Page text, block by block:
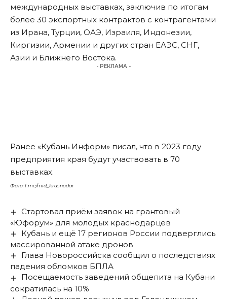
международных выставках, заключив по итогам
более 30 экспортных контрактов с контрагентами
из Ирана, Турции, ОАЭ, Израиля, Индонезии,
Киргизии, Армении и других стран ЕАЭС, СНГ,
Азии и Ближнего Востока.
- РЕКЛАМА -
Ранее «Кубань Информ» писал, что в 2023 году
предприятия края будут участвовать в 70
выставках.
Фото: t.me/mid_krasnodar
Стартовал приём заявок на грантовый
«Юфорум» для молодых краснодарцев
Кубань и ещё 17 регионов России подверглись
массированной атаке дронов
Глава Новороссийска сообщил о последствиях
падения обломков БПЛА
Посещаемость заведений общепита на Кубани
сократилась на 10%